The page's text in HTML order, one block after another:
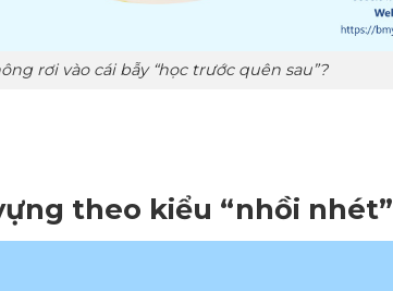
rơi vào cái bẫy “học trước quên sau”?
theo kiểu “nhồi nhét”